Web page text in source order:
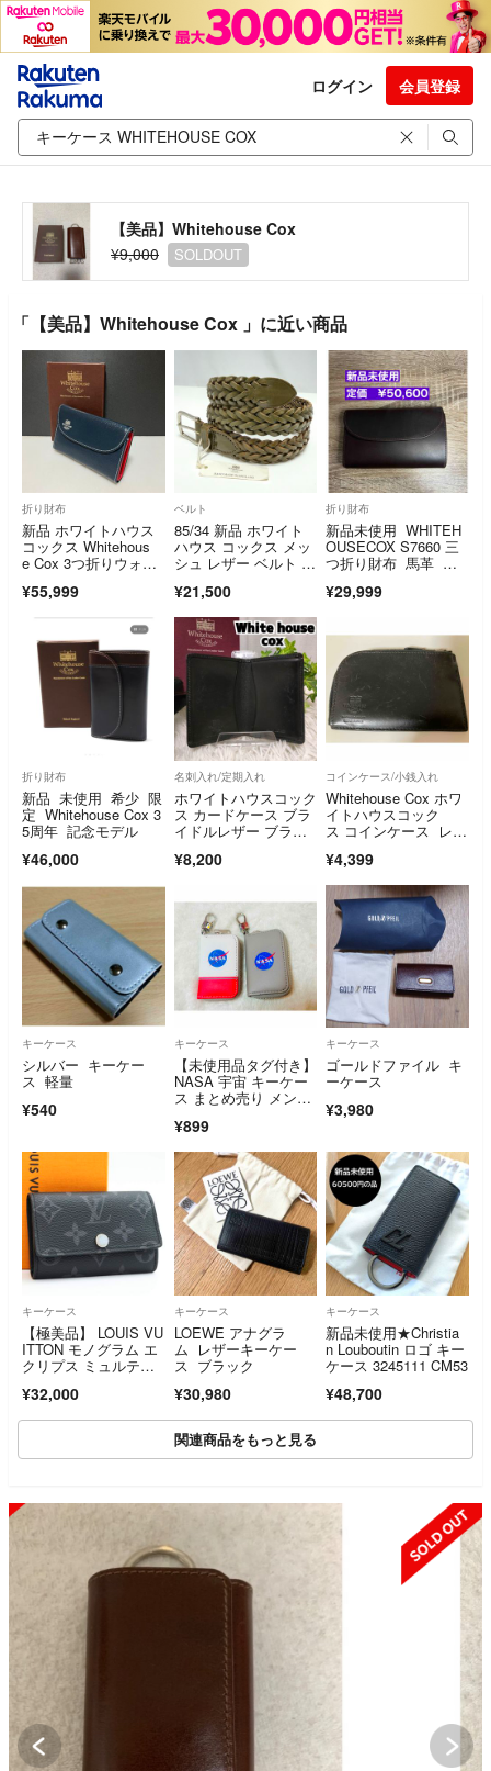
ログイン 会員登録
【美品】Whitehouse Cox
¥9,000
SOLDOUT
「【美品】Whitehouse Cox 」に近い商品
折り財布
新品 ホワイトハウス
コックス Whitehous
e Cox 3つ折りウォレ
¥55,999
ベルト
85/34 新品 ホワイト
ハウス コックス メッ
シュ レザー ベルト 編
¥21,500
折り財布
新品未使用 WHITEH
OUSECOX S7660 三
つ折り財布 馬革 希
¥29,999
折り財布
新品 未使用 希少 限
定 Whitehouse Cox 3
5周年 記念モデル
¥46,000
名刺入れ/定期入れ
ホワイトハウスコック
ス カードケース ブラ
イドルレザー ブラッ
¥8,200
コインケース/小銭入れ
Whitehouse Cox ホワ
イトハウスコック
ス コインケース レザ
¥4,399
キーケース
シルバー キーケー
ス 軽量
¥540
キーケース
【未使用品タグ付き】
NASA 宇宙 キーケー
ス まとめ売り メン
¥899
キーケース
ゴールドファイル キ
ーケース
¥3,980
キーケース
【極美品】 LOUIS VU
ITTON モノグラム エ
クリプス ミュルティ
¥32,000
キーケース
LOEWE アナグラ
ム レザーキーケー
ス ブラック
¥30,980
キーケース
新品未使用★Christia
n Louboutin ロゴ キー
ケース 3245111 CM53
¥48,700
関連商品をもっと見る
SOLD OUT